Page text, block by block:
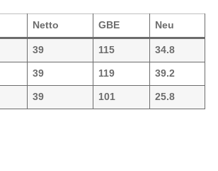
Netto GBE Neu
39 115 34.8
39 119 39.2
39 101 25.8